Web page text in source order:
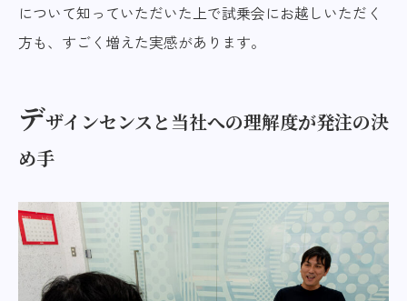
について知っていただいた上で試乗会にお越しいただく
方も、すごく増えた実感があります。
デザインセンスと当社への理解度が発注の決
め手